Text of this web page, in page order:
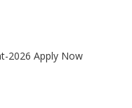
2026 Apply Now